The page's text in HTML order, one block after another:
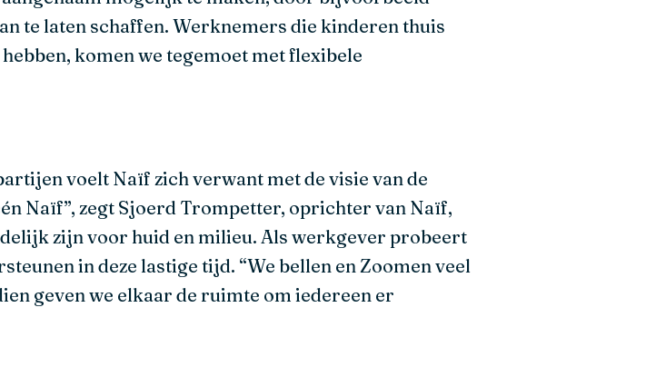
te laten schaffen. Werknemers die kinderen thuis
komen we tegemoet met flexibele
voelt Naïf zich verwant met de visie van de
Naïf”, zegt Sjoerd Trompetter, oprichter van Naïf,
zijn voor huid en milieu. Als werkgever probeert
in deze lastige tijd. “We bellen en Zoomen veel
geven we elkaar de ruimte om iedereen er